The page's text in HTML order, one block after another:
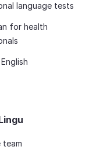
language tests
for health
team